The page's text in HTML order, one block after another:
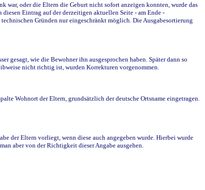
war, oder die Eltern die Geburt nicht sofort anzeigen konnten, wurde das
Eintrag auf der derzeitigen aktuellen Seite - am Ende -
Gründen nur eingeschränkt möglich. Die Ausgabesortierung
gesagt, wie die Bewohner ihn ausgesprochen haben. Später dann so
nicht richtig ist, wurden Korrekturen vorgenommen.
Wohnort der Eltern, grundsätzlich der deutsche Ortsname eingetragen.
der Eltern vorliegt, wenn diese auch angegeben wurde. Hierbei wurde
aber von der Richtigkeit dieser Angabe ausgehen.